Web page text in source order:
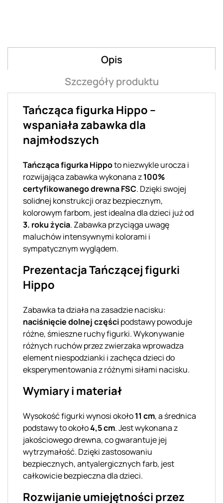
Opis
Szczegóły produktu
Tańcząca figurka Hippo –
wspaniała zabawka dla
najmłodszych
Tańcząca figurka Hippoto niezwykle urocza i
rozwijająca zabawka wykonana z100%
certyfikowanego drewna FSC. Dzięki swojej
solidnej konstrukcji oraz bezpiecznym,
kolorowym farbom, jest idealna dla dzieci już od
3. roku życia. Zabawka przyciąga uwagę
maluchów intensywnymi kolorami i
sympatycznym wyglądem.
Prezentacja Tańczącej figurki
Hippo
Zabawka ta działa na zasadzie nacisku:
naciśnięcie dolnej częścipodstawy powoduje
różne, śmieszne ruchy figurki. Wykonywanie
różnych ruchów przez zwierzaka wprowadza
element niespodzianki i zachęca dzieci do
eksperymentowania z różnymi siłami nacisku.
Wymiary i materiał
Wysokość figurki wynosi około11 cm, a średnica
podstawy to około4,5 cm. Jest wykonana z
jakościowego drewna, co gwarantuje jej
wytrzymałość. Dzięki zastosowaniu
bezpiecznych, antyalergicznych farb, jest
całkowicie bezpieczna dla dzieci.
Rozwijanie umiejętności przez